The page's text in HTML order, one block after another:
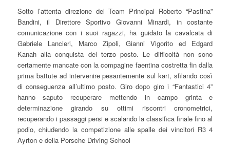
Sotto l’attenta direzione del Team Principal Roberto “Pastina”
Bandini, il Direttore Sportivo Giovanni Minardi, in costante
comunicazione con i suoi ragazzi, ha guidato la cavalcata di
Gabriele Lancieri, Marco Zipoli, Gianni Vigorito ed Edgard
Kanah alla conquista del terzo posto. Le difficoltà non sono
certamente mancate con la compagine faentina costretta fin dalla
prima battute ad intervenire pesantemente sul kart, sfilando così
di conseguenza all’ultimo posto. Giro dopo giro i “Fantastici 4”
hanno saputo recuperare mettendo in campo grinta e
determinazione girando su ottimi riscontri cronometrici,
recuperando i passaggi persi e scalando la classifica finale fino al
podio, chiudendo la competizione alle spalle dei vincitori R3 4
Ayrton e della Porsche Driving School